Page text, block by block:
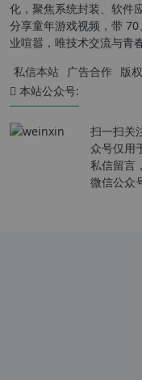
化，聚焦系统封装、软件
分享童年游戏视频，带
业喧嚣，唯技术交流与青
私信本站 广告合作 版
本站公众号:
扫一扫关
众号仅用
私信留言
微信公众